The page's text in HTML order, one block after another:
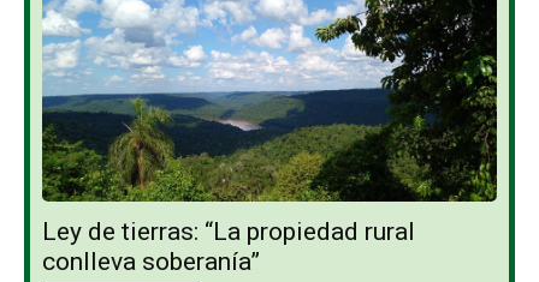
Ley de tierras: “La propiedad rural
conlleva soberanía”